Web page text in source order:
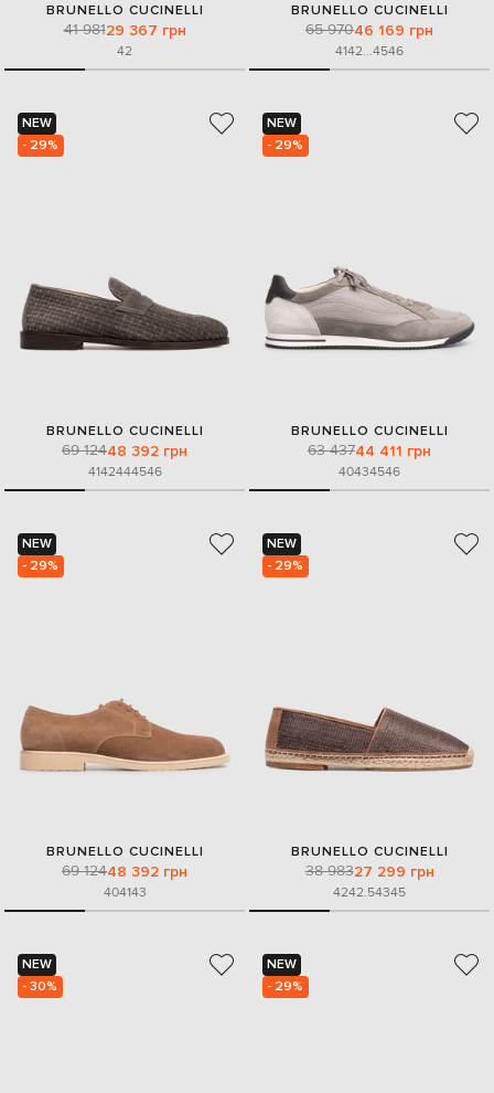
BRUNELLO CUCINELLI
41 98129 367 грн
42
BRUNELLO CUCINELLI
65 97046 169 грн
4142...4546
NEW
- 29%
BRUNELLO CUCINELLI
69 12448 392 грн
4142444546
NEW
- 29%
BRUNELLO CUCINELLI
63 43744 411 грн
40434546
NEW
- 29%
BRUNELLO CUCINELLI
69 12448 392 грн
404143
NEW
- 29%
BRUNELLO CUCINELLI
38 98327 299 грн
4242.54345
NEW
- 30%
NEW
- 29%